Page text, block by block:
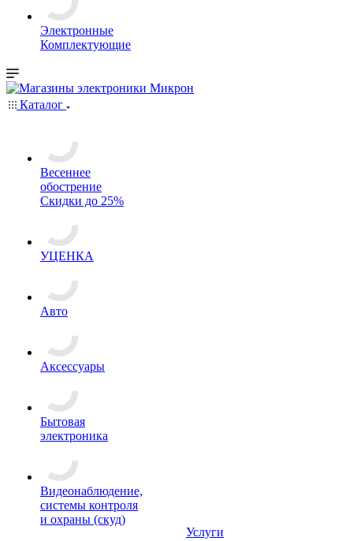
Электронные
Комплектующие
Каталог
Весеннее
обострение
Скидки до 25%
УЦЕНКА
Авто
Аксессуары
Бытовая
электроника
Видеонаблюдение,
системы контроля
и охраны (скуд)
Услуги